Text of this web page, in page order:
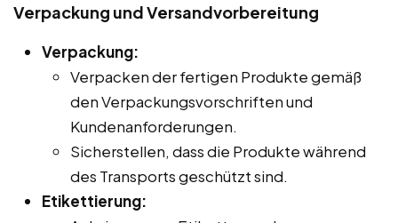
Verpackung und Versandvorbereitung
Verpackung:
Verpacken der fertigen Produkte gemäß
den Verpackungsvorschriften und
Kundenanforderungen.
Sicherstellen, dass die Produkte während
des Transports geschützt sind.
Etikettierung: